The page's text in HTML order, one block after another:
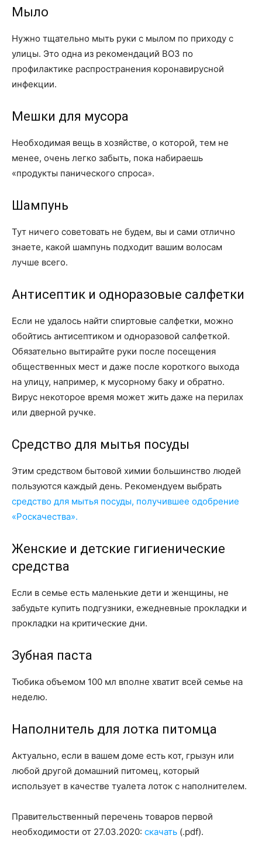
Мыло
Нужно тщательно мыть руки с мылом по приходу с
улицы. Это одна из рекомендаций ВОЗ по
профилактике распространения коронавирусной
инфекции.
Мешки для мусора
Необходимая вещь в хозяйстве, о которой, тем не
менее, очень легко забыть, пока набираешь
«продукты панического спроса».
Шампунь
Тут ничего советовать не будем, вы и сами отлично
знаете, какой шампунь подходит вашим волосам
лучше всего.
Антисептик и одноразовые салфетки
Если не удалось найти спиртовые салфетки, можно
обойтись антисептиком и одноразовой салфеткой.
Обязательно вытирайте руки после посещения
общественных мест и даже после короткого выхода
на улицу, например, к мусорному баку и обратно.
Вирус некоторое время может жить даже на перилах
или дверной ручке.
Средство для мытья посуды
Этим средством бытовой химии большинство людей
пользуются каждый день. Рекомендуем выбрать
средство для мытья посуды, получившее одобрение
«Роскачества».
Женские и детские гигиенические
средства
Если в семье есть маленькие дети и женщины, не
забудьте купить подгузники, ежедневные прокладки и
прокладки на критические дни.
Зубная паста
Тюбика объемом 100 мл вполне хватит всей семье на
неделю.
Наполнитель для лотка питомца
Актуально, если в вашем доме есть кот, грызун или
любой другой домашний питомец, который
использует в качестве туалета лоток с наполнителем.
Правительственный перечень товаров первой
необходимости от 27.03.2020: скачать (.pdf).